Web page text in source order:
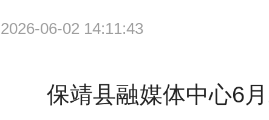
2026-06-02 14:11:43
保靖县融媒体中心6